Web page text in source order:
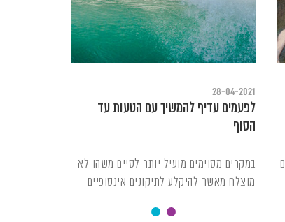
28-04-2021
לפעמים עדיף להמשיך עם הטעות עד
הסוף
במקרים מסוימים מועיל יותר לסיים משהו לא
מוצלח מאשר להיקלע לתיקונים אינסופיים